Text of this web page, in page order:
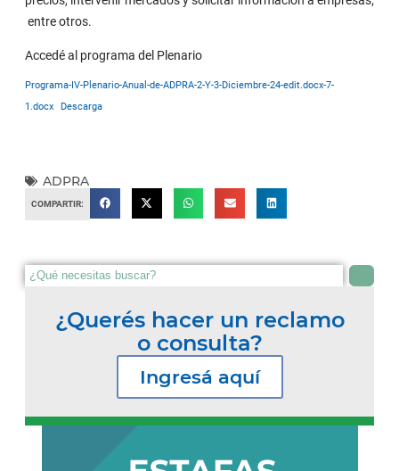
entre otros.
Accedé al programa del Plenario
Programa-IV-Plenario-Anual-de-ADPRA-2-Y-3-Diciembre-24-edit.docx-7-
1.docx
Descarga
ADPRA
COMPARTIR:
¿Querés hacer un reclamo
o consulta?
Ingresá aquí